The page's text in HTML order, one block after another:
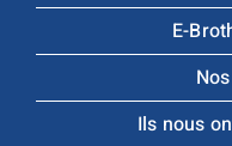
E-
Ils nous